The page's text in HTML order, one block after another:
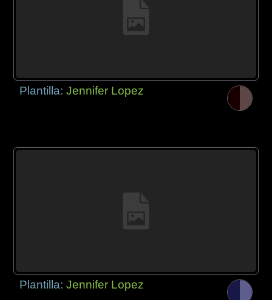
Plantilla:Jennifer Lopez
Plantilla:Jennifer Lopez